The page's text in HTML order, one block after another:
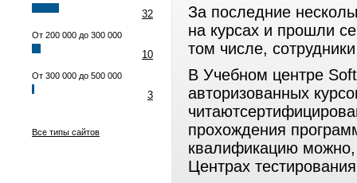
32
От 200 000 до 300 000
10
От 300 000 до 500 000
3
Все типы сайтов
За последние
на курсах и прошли
том числе,
В Учебном центре
авторизованных
прохождения
квалификацию
Центрах